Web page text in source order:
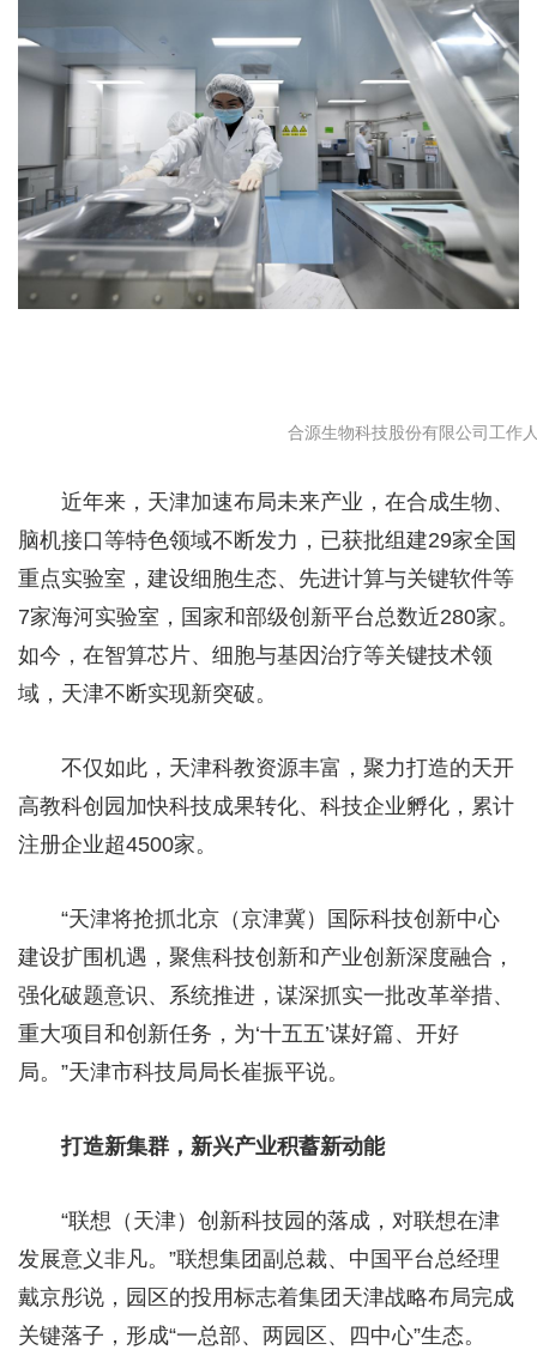
合源生物科技股份有限公司工作人
近年来，天津加速布局未来产业，在合成生物、
脑机接口等特色领域不断发力，已获批组建29家全国
重点实验室，建设细胞生态、先进计算与关键软件等
7家海河实验室，国家和部级创新平台总数近280家。
如今，在智算芯片、细胞与基因治疗等关键技术领
域，天津不断实现新突破。
不仅如此，天津科教资源丰富，聚力打造的天开
高教科创园加快科技成果转化、科技企业孵化，累计
注册企业超4500家。
“天津将抢抓北京（京津冀）国际科技创新中心
建设扩围机遇，聚焦科技创新和产业创新深度融合，
强化破题意识、系统推进，谋深抓实一批改革举措、
重大项目和创新任务，为‘十五五’谋好篇、开好
局。”天津市科技局局长崔振平说。
打造新集群，新兴产业积蓄新动能
“联想（天津）创新科技园的落成，对联想在津
发展意义非凡。”联想集团副总裁、中国平台总经理
戴京彤说，园区的投用标志着集团天津战略布局完成
关键落子，形成“一总部、两园区、四中心”生态。